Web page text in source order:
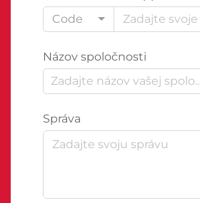
Code
Názov spoločnosti
Správa